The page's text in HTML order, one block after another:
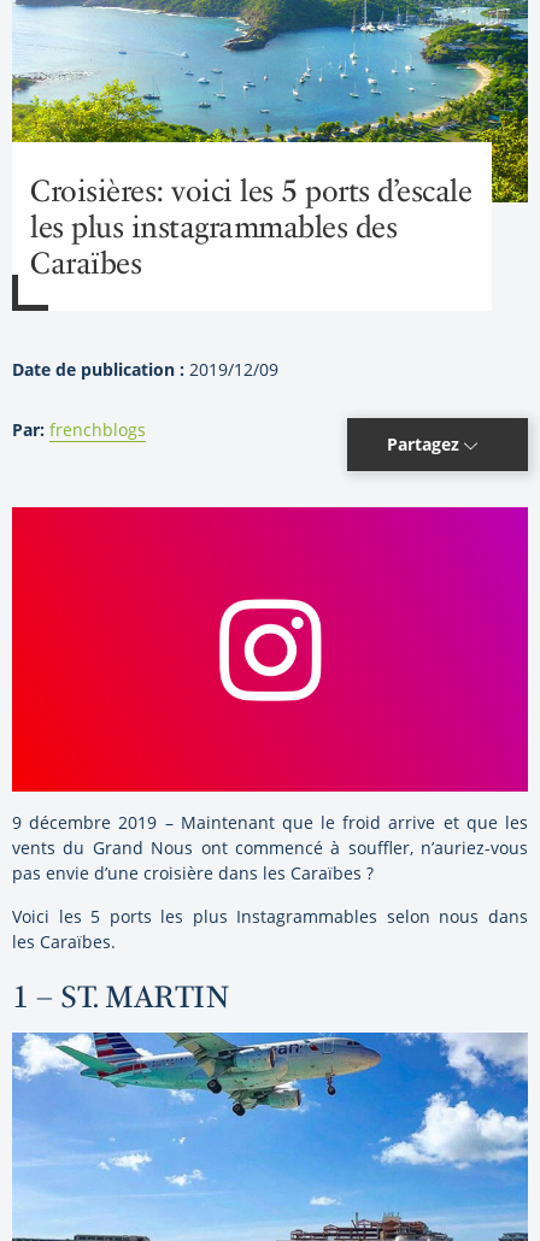
Croisières: voici les 5 ports d’escale
les plus instagrammables des
Caraïbes
Date de publication : 2019/12/09
Par: frenchblogs
Partagez
9 décembre 2019 – Maintenant que le froid arrive et que les
vents du Grand Nous ont commencé à souffler, n’auriez-vous
pas envie d’une croisière dans les Caraïbes ?
Voici les 5 ports les plus Instagrammables selon nous dans
les Caraïbes.
1 – ST. MARTIN